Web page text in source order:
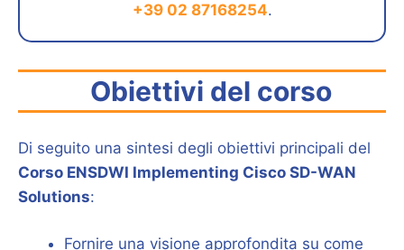
+39 02 87168254.
Obiettivi del corso
Di seguito una sintesi degli obiettivi principali del
Corso ENSDWI Implementing Cisco SD-WAN
Solutions:
Fornire una visione approfondita su come